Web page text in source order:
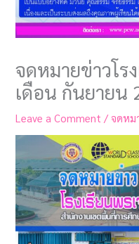
จดหมายข่าวโร
เดือน กันยายน
Leave a Comment / จดหม